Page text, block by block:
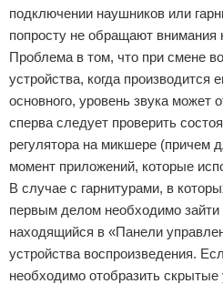
подключении наушников или
попросту не обращают внимания
Проблема в том, что при смене
устройства, когда производится
основного, уровень звука может
сперва следует проверить
регулятора на микшере (причем
момент приложений, которые
В случае с гарнитурами, в
первым делом необходимо зайти
находящийся в «Панели
устройства воспроизведения.
необходимо отобразить скрытые